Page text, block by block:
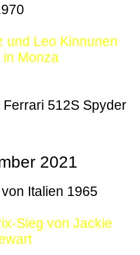
und Leo Kinnunen
Monza
512S Spyder
2021
Italien 1965
Sieg von Jackie